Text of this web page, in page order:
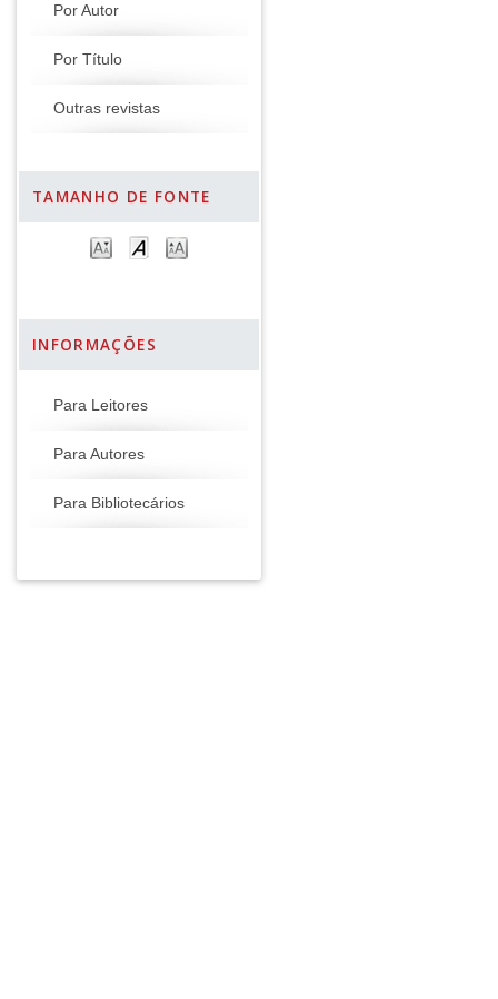
Por Autor
Por Título
Outras revistas
TAMANHO DE FONTE
INFORMAÇÕES
Para Leitores
Para Autores
Para Bibliotecários